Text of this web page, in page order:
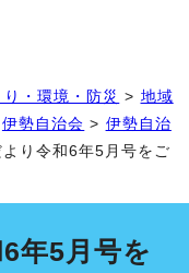
・環境・防災 > 地域
伊勢自治会 > 伊勢自治
り令和6年5月号をご
年5月号を